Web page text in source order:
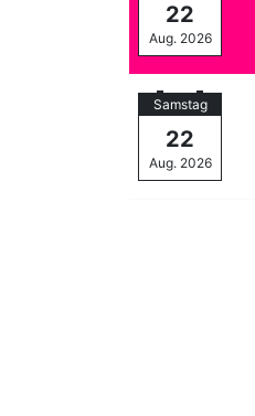
22
Aug. 2026
Samstag
22
Aug. 2026